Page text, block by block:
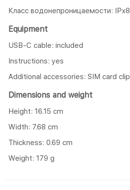
Класс водонепроницаемости: IPх8
Equipment
USB-C cable: included
Instructions: yes
Additional accessories: SIM card clip
Dimensions and weight
Height: 16.15 cm
Width: 7.68 cm
Thickness: 0.69 cm
Weight: 179 g